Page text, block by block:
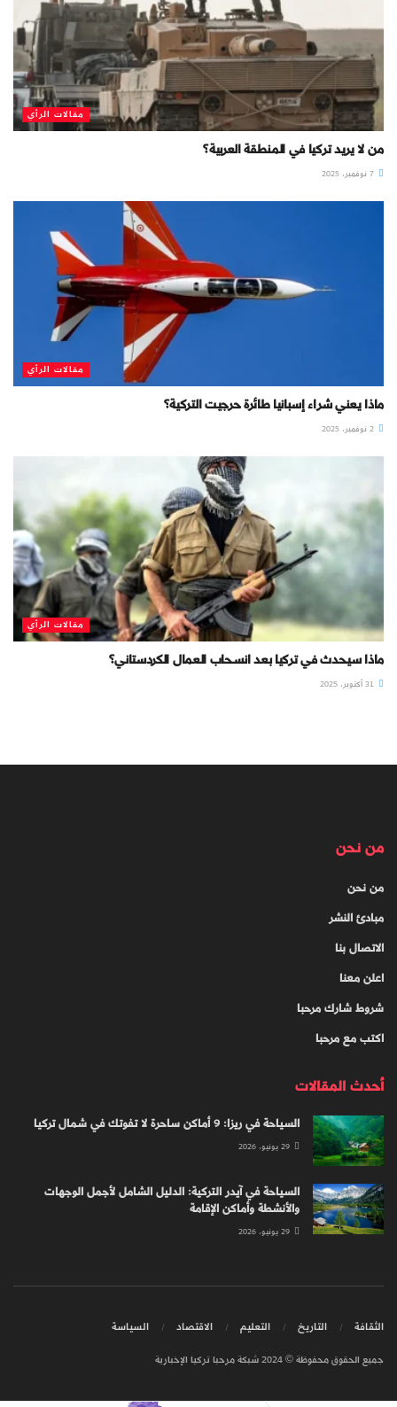
مقالات الرأي
من لا يريد تركيا في المنطقة العربية؟
مقالات الرأي
ماذا يعني شراء إسبانيا طائرة حرجيت التركية؟
مقالات الرأي
ماذا سيحدث في تركيا بعد انسحاب العمال الكردستاني؟
من نحن
من نحن
مبادئ النشر
الاتصال بنا
اعلن معنا
شروط شارك مرحبا
اكتب مع مرحبا
أحدث المقالات
السياحة في ريزا: 9 أماكن ساحرة لا تفوتك في شمال تركيا
السياحة في آيدر التركية: الدليل الشامل لأجمل الوجهات
والأنشطة وأماكن الإقامة
الثقافة التاريخ التعليم الاقتصاد السياسة
جميع الحقوق محفوظة © 2024 شبكة مرحبا تركيا الإخبارية